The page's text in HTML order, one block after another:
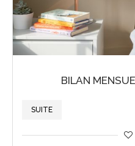
BILAN
SUITE